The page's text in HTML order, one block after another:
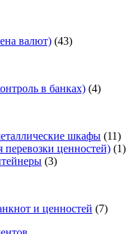
валют) (43)
в банках) (4)
шкафы (11)
перевозки ценностей) (1)
(3)
и ценностей (7)